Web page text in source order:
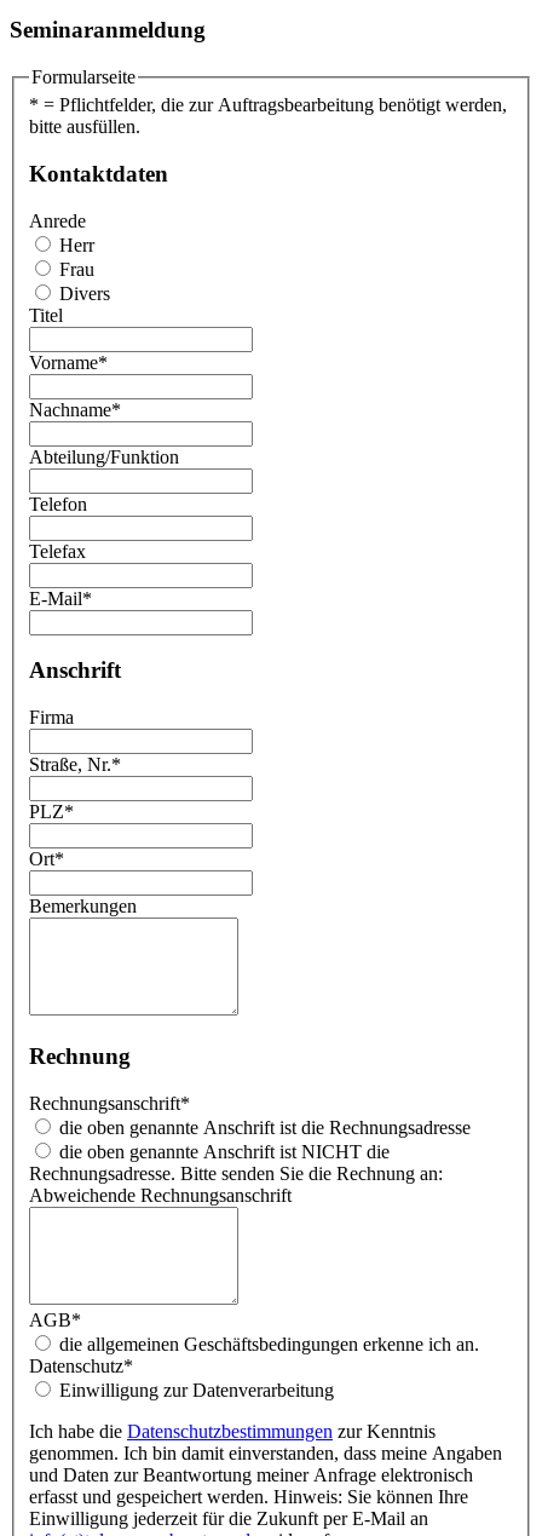
Seminaranmeldung
Formularseite
* = Pflichtfelder, die zur Auftragsbearbeitung benötigt werden,
bitte ausfüllen.
Kontaktdaten
Anrede
Herr
Frau
Divers
Titel
Vorname*
Nachname*
Abteilung/Funktion
Telefon
Telefax
E-Mail*
Anschrift
Firma
Straße, Nr.*
PLZ*
Ort*
Bemerkungen
Rechnung
Rechnungsanschrift*
die oben genannte Anschrift ist die Rechnungsadresse
Rechnungsadresse. Bitte senden Sie die Rechnung an:
Abweichende Rechnungsanschrift
AGB*
die allgemeinen Geschäftsbedingungen erkenne ich an.
Datenschutz*
Einwilligung zur Datenverarbeitung
Ich habe die Datenschutzbestimmungen zur Kenntnis
genommen. Ich bin damit einverstanden, dass meine Angaben
und Daten zur Beantwortung meiner Anfrage elektronisch
erfasst und gespeichert werden. Hinweis: Sie können Ihre
Einwilligung jederzeit für die Zukunft per E-Mail an